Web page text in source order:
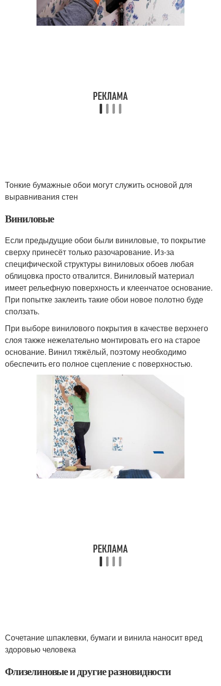
Тонкие бумажные обои могут служить основой для
выравнивания стен
Виниловые
Если предыдущие обои были виниловые, то покрытие
сверху принесёт только разочарование. Из-за
специфической структуры виниловых обоев любая
облицовка просто отвалится. Виниловый материал
имеет рельефную поверхность и клеенчатое основание.
При попытке заклеить такие обои новое полотно буде
сползать.
При выборе винилового покрытия в качестве верхнего
слоя также нежелательно монтировать его на старое
основание. Винил тяжёлый, поэтому необходимо
обеспечить его полное сцепление с поверхностью.
Сочетание шпаклевки, бумаги и винила наносит вред
здоровью человека
Флизелиновые и другие разновидности